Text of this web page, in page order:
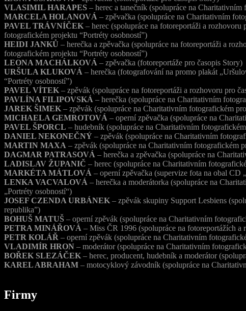
VLASIMIL HARAPES – herec a tanečník (spolupráce na
MARCELA HOLANOVÁ – zpěvačka (spolupráce na Charitativním
PAVEL TRÁVNÍČEK – herec (spolupráce na fotoreportáži a
fotografickém projektu “Portréty osobností”)
HEIDI JANKŮ – herečka a zpěvačka (spolupráce na fotoreportáži a
fotografickém projektu “Portréty osobností”)
LEONA MACHÁLKOVÁ – zpěvačka (fotoreportáže pro časopis Story)
URŠULA KLUKOVÁ – herečka (fotografování na promo plakát
“Portréty osobností”)
PAVEL VÍTEK – zpěvák (spolupráce na fotoreportáži a rozhovoru pro
PAVLÍNA FILIPOVSKÁ – herečka (spolupráce na Charitativním
JAREK ŠIMEK – zpěvák (spolupráce na Charitativním fotografickém
MICHAELA GEMROTOVÁ – operní zpěvačka (spolupráce na
PAVEL ŠPORCL – hudebník (spolupráce na Charitativním
DANIEL NEKONEČNÝ – zpěvák (spolupráce na Charitativním
MARTIN MAXA – zpěvák (spolupráce na Charitativním fotografickém
DAGMAR PATRASOVÁ – herečka a zpěvačka (spolupráce na
LADISLAV ŽUPANIČ – herec (spolupráce na Charitativním
MARKÉTA MÁTLOVÁ – operní zpěvačka (supervize fota na obal CD
LENKA VACVALOVÁ – herečka a moderátorka (spolupráce na
„Portréty osobností“)
JOSEF CZENDA URBÁNEK – zpěvák skupiny Support Lesbiens
republika”)
BOHUŠ MATUŠ – operní zpěvák (spolupráce na Charitativním
PETRA MINÁŘOVÁ – Miss ČR 1996 (spolupráce na fotoreportážích
PETR KOLÁŘ – operní zpěvák (spolupráce na Charitativním
VLADIMÍR HRON – moderátor (spolupráce na Charitativním
BOŘEK SLEZÁČEK – herec, producent, hudebník a moderátor
KAREL ABRAHAM – motocyklový závodník (spolupráce na
Firmy